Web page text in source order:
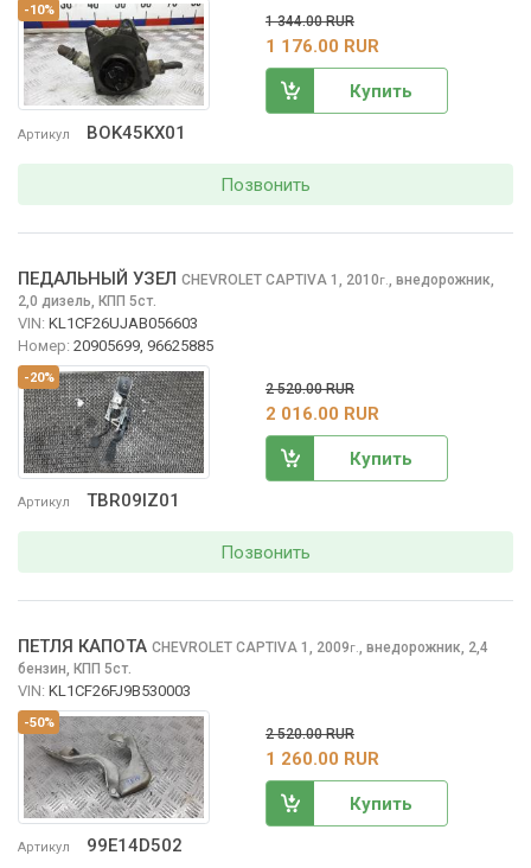
-10%
Артикул BOK45KX01
1 344.00 RUR
1 176.00 RUR
Купить
Позвонить
-20%
Артикул TBR09IZ01
ПЕДАЛЬНЫЙ УЗЕЛ CHEVROLET CAPTIVA 1, 2010г. внедорожник,
2,0 дизель, КПП 5ст.
VIN: KL1CF26UJAB056603
Номер: 20905699, 96625885
2 520.00 RUR
2 016.00 RUR
Купить
Позвонить
-50%
Артикул 99E14D502
ПЕТЛЯ КАПОТА CHEVROLET CAPTIVA 1, 2009г. внедорожник, 2,4
бензин, КПП 5ст.
VIN: KL1CF26FJ9B530003
2 520.00 RUR
1 260.00 RUR
Купить